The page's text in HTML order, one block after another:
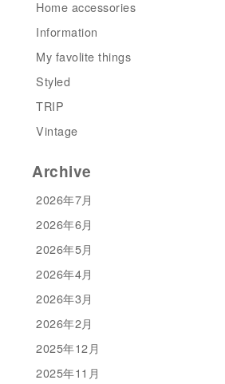
Home accessories
Information
My favolite things
Styled
TRIP
Vintage
Archive
2026年7月
2026年6月
2026年5月
2026年4月
2026年3月
2026年2月
2025年12月
2025年11月